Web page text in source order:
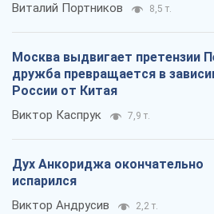
Виталий Портников 8,5 т.
Москва выдвигает претензии
дружба превращается в
России от Китая
Виктор Каспрук 7,9 т.
Дух Анкориджа окончательно
испарился
Виктор Андрусив 2,2 т.